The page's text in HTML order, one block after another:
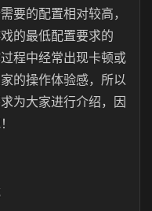
要的配置相对较高，
的最低配置要求的
程中经常出现卡顿或
的操作体验感，所以
为大家进行介绍，因